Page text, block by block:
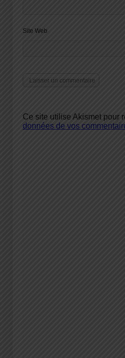
Site Web
Ce site utilise Akismet pour
données de vos